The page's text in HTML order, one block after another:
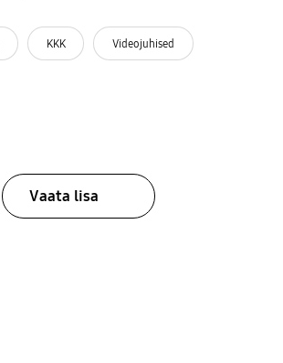
KKK Videojuhised
Vaata lisa